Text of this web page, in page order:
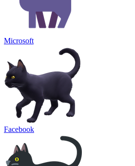
Microsoft
Facebook